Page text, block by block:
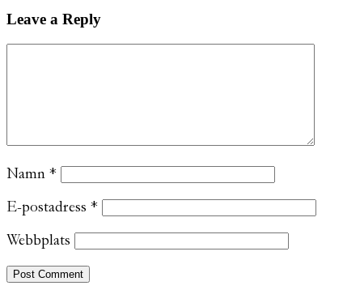
Leave a Reply
Namn *
E-postadress *
Webbplats